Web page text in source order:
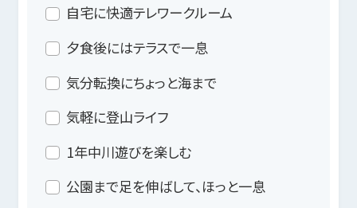
自宅に快適テレワークルーム
夕食後にはテラスで一息
気分転換にちょっと海まで
気軽に登山ライフ
1年中川遊びを楽しむ
公園まで足を伸ばして、ほっと一息